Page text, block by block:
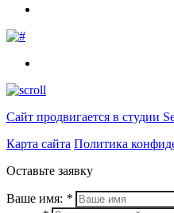
Сайт продвигается в студии
Карта сайта Политика
Оставьте заявку
Ваше имя: *